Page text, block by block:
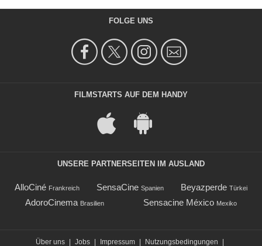
FOLGE UNS
FILMSTARTS AUF DEM HANDY
UNSERE PARTNERSEITEN IM AUSLAND
AlloCiné Frankreich SensaCine Spanien Beyazperde Türkei
AdoroCinema Brasilien Sensacine México Mexiko
Über uns | Jobs | Impressum | Nutzungsbedingungen |